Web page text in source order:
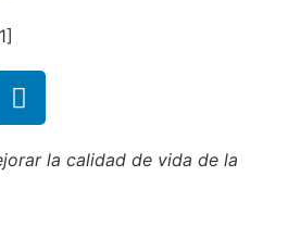
la calidad de vida de la